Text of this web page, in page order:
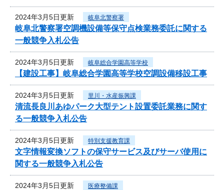
2024年3月5日更新 岐阜北警察署
岐阜北警察署空調機設備等保守点検業務委託に関する
一般競争入札公告
2024年3月5日更新 岐阜総合学園高等学校
【建設工事】岐阜総合学園高等学校空調設備移設工事
2024年3月5日更新 里川・水産振興課
清流長良川あゆパーク大型テント設置委託業務に関す
る一般競争入札公告
2024年3月5日更新 特別支援教育課
文字情報変換ソフトの保守サービス及びサーバ使用に
関する一般競争入札公告
2024年3月5日更新 医療整備課